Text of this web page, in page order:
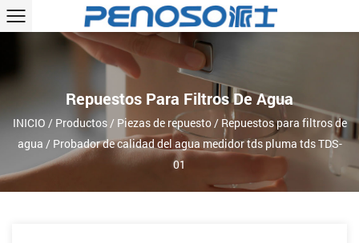
Repuestos Para Filtros De Agua
INICIO / Productos/ Piezas de repuesto/ Repuestos para filtros de
agua / Probador de calidad del agua medidor tds pluma tds TDS-
01